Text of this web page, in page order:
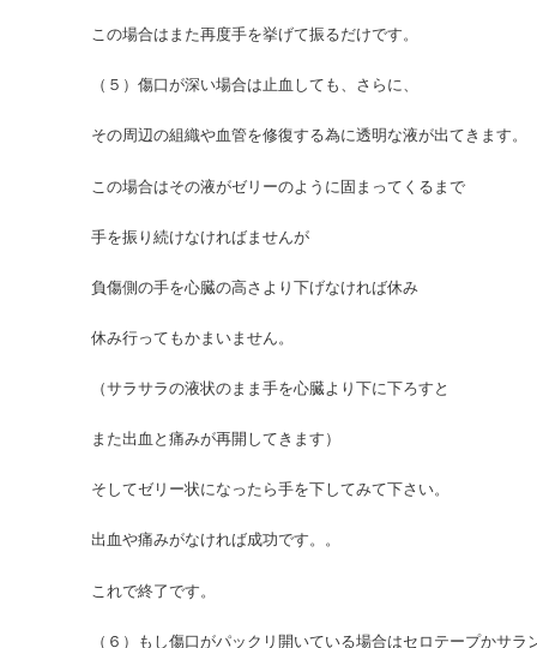
この場合はまた再度手を挙げて振るだけです。
（５）傷口が深い場合は止血しても、さらに、
その周辺の組織や血管を修復する為に透明な液が出てきます。
この場合はその液がゼリーのように固まってくるまで
手を振り続けなければませんが
負傷側の手を心臓の高さより下げなければ休み
休み行ってもかまいません。
（サラサラの液状のまま手を心臓より下に下ろすと
また出血と痛みが再開してきます）
そしてゼリー状になったら手を下してみて下さい。
出血や痛みがなければ成功です。。
これで終了です。
（６）もし傷口がパックリ開いている場合はセロテープかサラ